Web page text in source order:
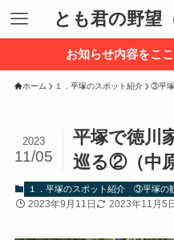
とも君の野望
お知らせ内容をこ
ホーム １．平塚のスポット紹介 ③平塚
平塚で徳川
巡る②（中
2023
11/05
１．平塚のスポット紹介 ③平塚の
2023年9月11日 2023年11月5日